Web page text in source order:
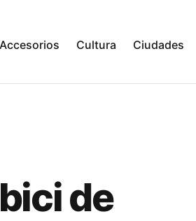
Accesorios Cultura Ciudades
de